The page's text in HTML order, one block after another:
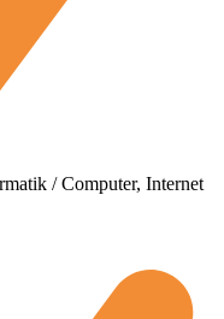
/ Computer, Internet